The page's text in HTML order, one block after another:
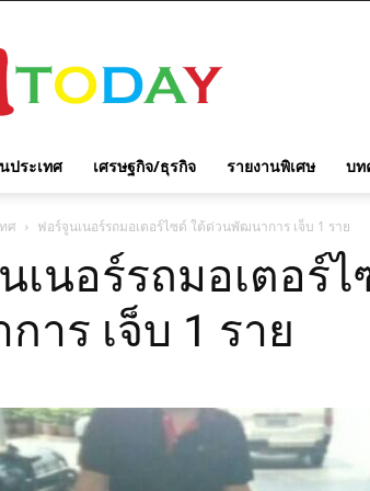
TODAY
ประเทศ เศรษฐกิจ/ธุรกิจ รายงานพิเศษ บท
ศ ฟอร์จูนเนอร์รถมอเตอร์ไซด์ ใต้ด่วนพัฒนาการ เจ็บ 1 ราย
เนอร์รถมอเตอร์
าร เจ็บ 1 ราย